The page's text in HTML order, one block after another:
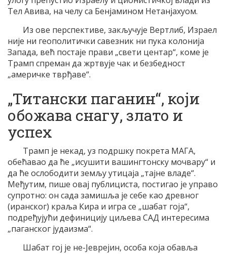
Тел Авива, на челу са Бенјамином Нетанјахуом.
Из ове перспективе, закључује Вертлиб, Израел
није ни геополитички савезник ни пука колонија
Запада, већ постаје прави „свети центар“, коме је
Трамп спреман да жртвује чак и безбедност
„америчке тврђаве“.
„Титански паганин“, који
обожава снагу, злато и
успех
Трамп је некад, уз подршку покрета МАГА,
обећавао да ће „исушити вашингтонску мочвару“ и
да ће ослободити земљу утицаја „тајне владе“.
Међутим, пише овај публициста, постигао је управо
супротно: он сада замишља је себе као древног
(иранског) краља Кира и игра се „шабат гоја“,
подређујући дефиницију циљева САД интересима
„паганског јудаизма“.
Шабат гој је не-Јеврејин, особа која обавља